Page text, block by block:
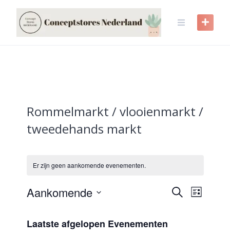
content
Rommelmarkt / vlooienmarkt /
tweedehands markt
Er zijn geen aankomende evenementen.
Zoeken
Lijst
Aankomende
een
datum.
Laatste afgelopen Evenementen